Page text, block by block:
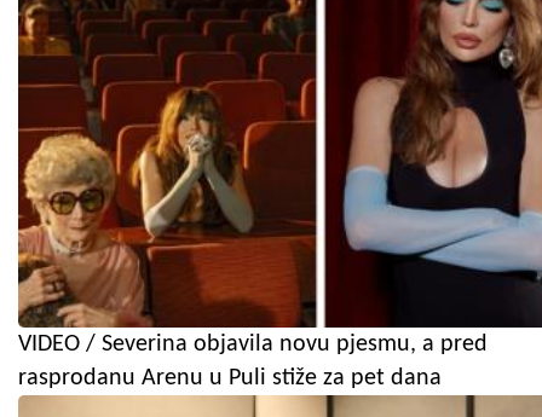
VIDEO / Severina objavila novu pjesmu, a pred
rasprodanu Arenu u Puli stiže za pet dana